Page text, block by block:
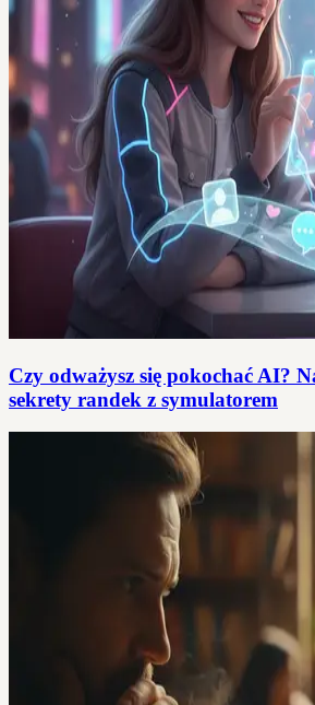
Czy odważysz się pokochać AI?
sekrety randek z symulatorem